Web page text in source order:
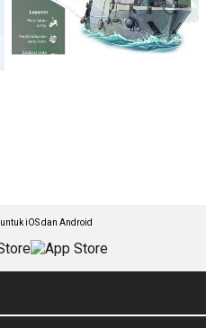
iOS dan Android